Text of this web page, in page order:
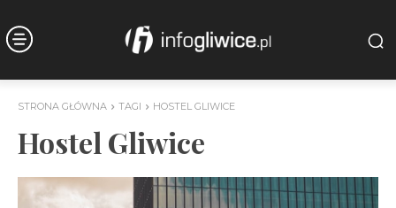
STRONA GŁÓWNA TAGI HOSTEL GLIWICE
Hostel Gliwice